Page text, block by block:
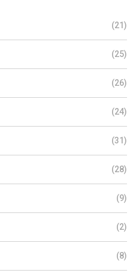
(21)
(25)
(26)
(24)
(31)
(28)
(9)
(2)
(8)